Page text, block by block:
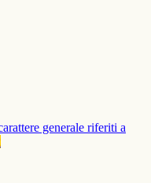
generale riferiti a